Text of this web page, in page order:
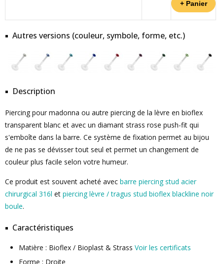
Autres versions (couleur, symbole, forme, etc.)
Description
Piercing pour madonna ou autre piercing de la lèvre en bioflex
transparent blanc et avec un diamant strass rose push-fit qui
s'emboîte dans la barre. Ce système de fixation permet au bijou
de ne pas se dévisser tout seul et permet un changement de
couleur plus facile selon votre humeur.
Ce produit est souvent acheté avec barre piercing stud acier
chirurgical 316l et piercing lèvre / tragus stud bioflex blackline noir
boule.
Caractéristiques
Matière : Bioflex / Bioplast & Strass Voir les certificats
Forme : Droite